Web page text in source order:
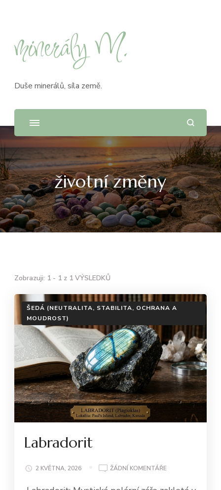
minerály M.
Duše minerálů, síla země.
životní změny
Zobrazuji: 1 - 1 z 1 VÝSLEDKŮ
ŠEDÁ (NEUTRALITA, STABILITA, OCHRANA A
MOUDROST)
Labradorit
2 KVĚTNA, 2026 ŽÁDNÍ KOMENTÁŘEU